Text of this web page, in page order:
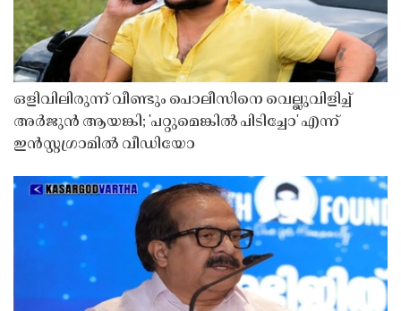
ഒളിവിലിരുന്ന് വീണ്ടും പൊലീസിനെ വെല്ലുവിളിച്ച്
അർജുൻ ആയങ്കി; 'പറ്റുമെങ്കിൽ പിടിച്ചോ' എന്ന്
ഇൻസ്റ്റഗ്രാമിൽ വീഡിയോ